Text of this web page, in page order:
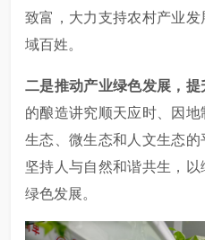
致富，大力支持农村产业
域百姓。
二是推动产业绿色发展，
的酿造讲究顺天应时、因
生态、微生态和人文生态
坚持人与自然和谐共生，
绿色发展。